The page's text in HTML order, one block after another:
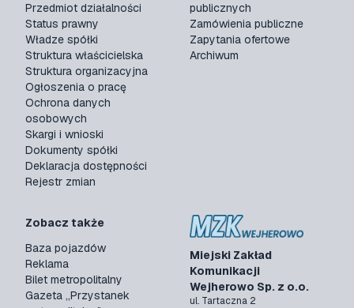
Miejski Zakład
Komunikacji
Wejherowo Sp. z o.o.
ul. Tartaczna 2
Przedmiot działalności
Status prawny
Władze spółki
Struktura właścicielska
Struktura organizacyjna
Ogłoszenia o pracę
Ochrona danych
osobowych
Skargi i wnioski
Dokumenty spółki
Deklaracja dostępności
Rejestr zmian
publicznych
Zamówienia publiczne
Zapytania ofertowe
Archiwum
Zobacz także
Baza pojazdów
Reklama
Bilet metropolitalny
Gazeta „Przystanek